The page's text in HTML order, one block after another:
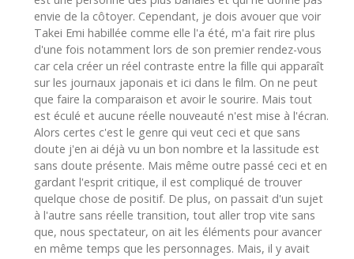
envie de la côtoyer. Cependant, je dois avouer que voir
Takei Emi habillée comme elle l'a été, m'a fait rire plus
d'une fois notamment lors de son premier rendez-vous
car cela créer un réel contraste entre la fille qui apparaît
sur les journaux japonais et ici dans le film. On ne peut
que faire la comparaison et avoir le sourire. Mais tout
est éculé et aucune réelle nouveauté n'est mise à l'écran.
Alors certes c'est le genre qui veut ceci et que sans
doute j'en ai déjà vu un bon nombre et la lassitude est
sans doute présente. Mais même outre passé ceci et en
gardant l'esprit critique, il est compliqué de trouver
quelque chose de positif. De plus, on passait d'un sujet
à l'autre sans réelle transition, tout aller trop vite sans
que, nous spectateur, on ait les éléments pour avancer
en même temps que les personnages. Mais, il y avait